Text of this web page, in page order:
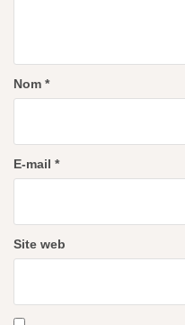
Nom *
E-mail *
Site web